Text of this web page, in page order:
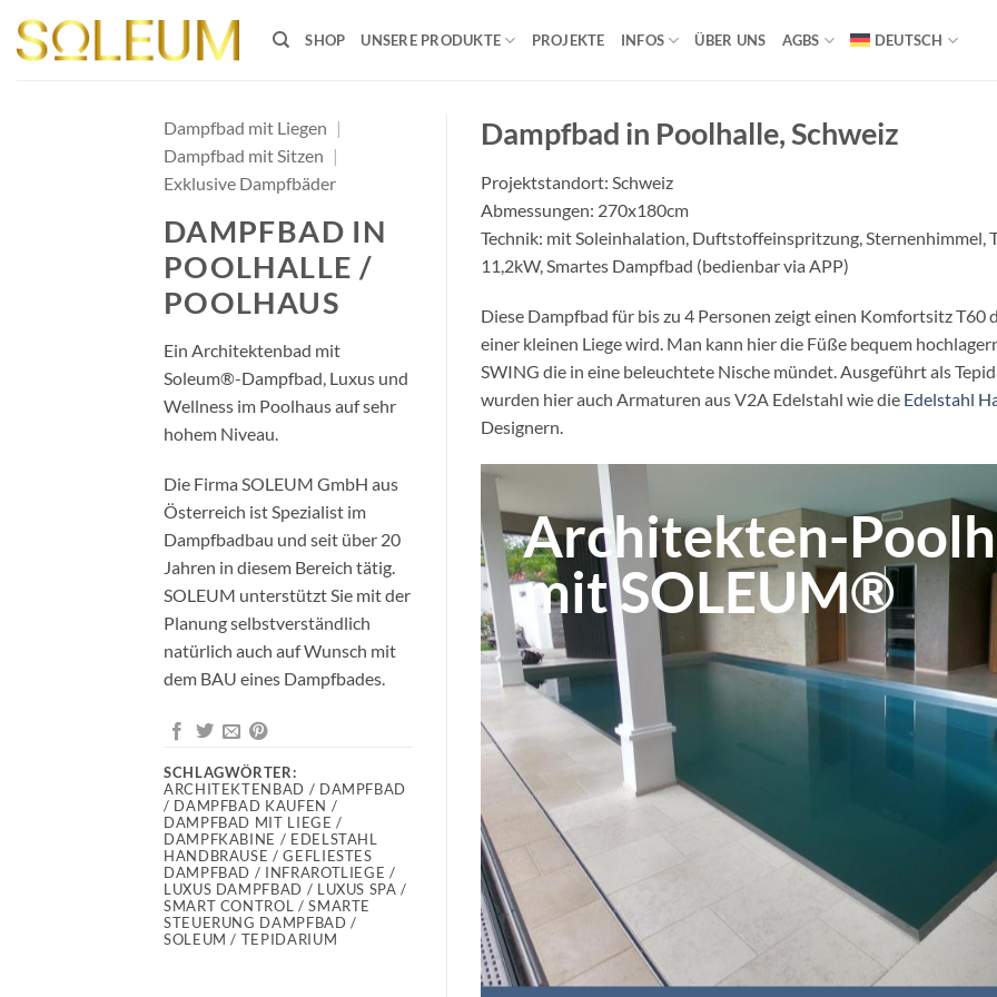
Inhalt
springen
SHOP UNSERE PRODUKTE PROJEKTE INFOS ÜBER UNS AGBS DEUTSCH
Dampfbad mit Liegen |
Dampfbad mit Sitzen |
Exklusive Dampfbäder
DAMPFBAD IN
POOLHALLE /
POOLHAUS
Ein Architektenbad mit
Soleum®-Dampfbad, Luxus und
Wellness im Poolhaus auf sehr
hohem Niveau.
Die Firma SOLEUM GmbH aus
Österreich ist Spezialist im
Dampfbadbau und seit über 20
Jahren in diesem Bereich tätig.
SOLEUM unterstützt Sie mit der
Planung selbstverständlich
natürlich auch auf Wunsch mit
dem BAU eines Dampfbades.
SCHLAGWÖRTER:
ARCHITEKTENBAD / DAMPFBAD
/ DAMPFBAD KAUFEN /
DAMPFBAD MIT LIEGE /
DAMPFKABINE / EDELSTAHL
HANDBRAUSE / GEFLIESTES
DAMPFBAD / INFRAROTLIEGE /
LUXUS DAMPFBAD / LUXUS SPA /
SMART CONTROL / SMARTE
STEUERUNG DAMPFBAD /
SOLEUM / TEPIDARIUM
Dampfbad in Poolhalle, Schweiz
Projektstandort: Schweiz
Abmessungen: 270x180cm
Technik: mit Soleinhalation, Duftstoffeinspritzung, Sternenhimmel,
11,2kW, Smartes Dampfbad (bedienbar via APP)
Diese Dampfbad für bis zu 4 Personen zeigt einen Komfortsitz T60
einer kleinen Liege wird. Man kann hier die Füße bequem
SWING die in eine beleuchtete Nische mündet. Ausgeführt als
wurden hier auch Armaturen aus V2A Edelstahl wie die Edelstahl
Designern.
Architekten-
mit SOLEUM®